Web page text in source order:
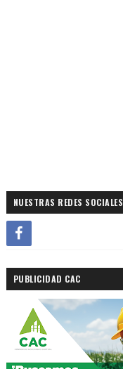
NUESTRAS REDES SOCIALES
PUBLICIDAD CAC